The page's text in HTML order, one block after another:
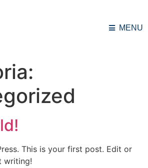
MENU
This is your first post. Edit or
writing!